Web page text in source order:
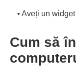
• Aveți un
Cum să